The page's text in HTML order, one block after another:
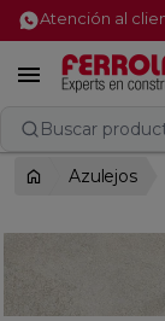
Atención al

Buscar
Azulejos